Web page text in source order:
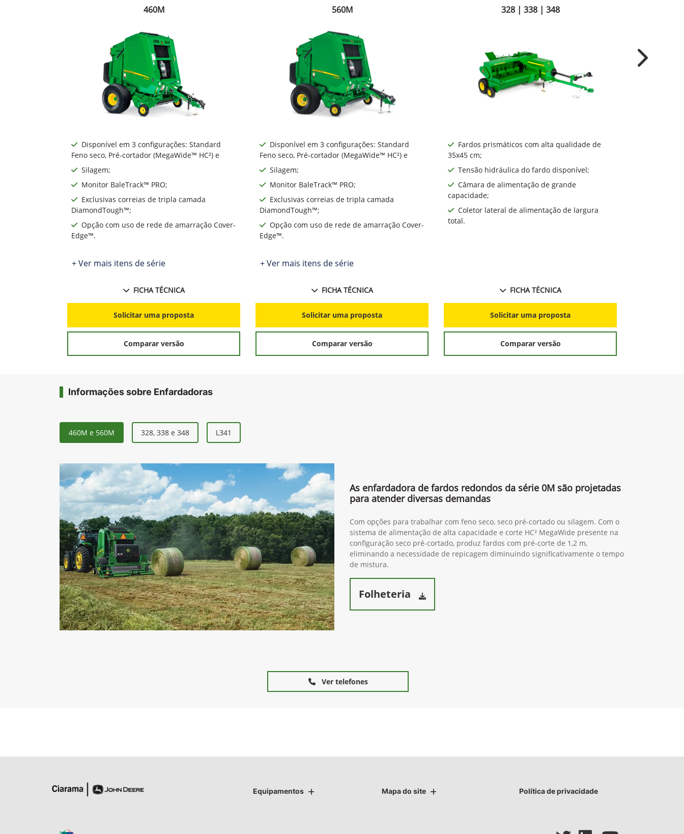
460M
Disponível em 3 configurações: Standard
Feno seco, Pré-cortador (MegaWide™ HC²) e
Silagem;
Monitor BaleTrack™ PRO;
Exclusivas correias de tripla camada
DiamondTough™;
Opção com uso de rede de amarração Cover-
Edge™.
+ Ver mais itens de série
FICHA TÉCNICA
Solicitar uma proposta
Comparar versão
560M
Disponível em 3 configurações: Standard
Feno seco, Pré-cortador (MegaWide™ HC²) e
Silagem;
Monitor BaleTrack™ PRO;
Exclusivas correias de tripla camada
DiamondTough™;
Opção com uso de rede de amarração Cover-
Edge™.
+ Ver mais itens de série
FICHA TÉCNICA
Solicitar uma proposta
Comparar versão
328 | 338 | 348
Fardos prismáticos com alta qualidade de
35x45 cm;
Tensão hidráulica do fardo disponível;
Câmara de alimentação de grande
capacidade;
Coletor lateral de alimentação de largura
total.
FICHA TÉCNICA
Solicitar uma proposta
Comparar versão
Next
Informações sobre Enfardadoras
460M e 560M 328, 338 e 348 L341
As enfardadora de fardos redondos da série 0M são projetadas
para atender diversas demandas
Com opções para trabalhar com feno seco, seco pré-cortado ou silagem. Com o
sistema de alimentação de alta capacidade e corte HC² MegaWide presente na
configuração seco pré-cortado, produz fardos com pré-corte de 1,2 m,
eliminando a necessidade de repicagem diminuindo significativamente o tempo
de mistura.
Folheteria
Ver telefones
Equipamentos Mapa do site Política de privacidade